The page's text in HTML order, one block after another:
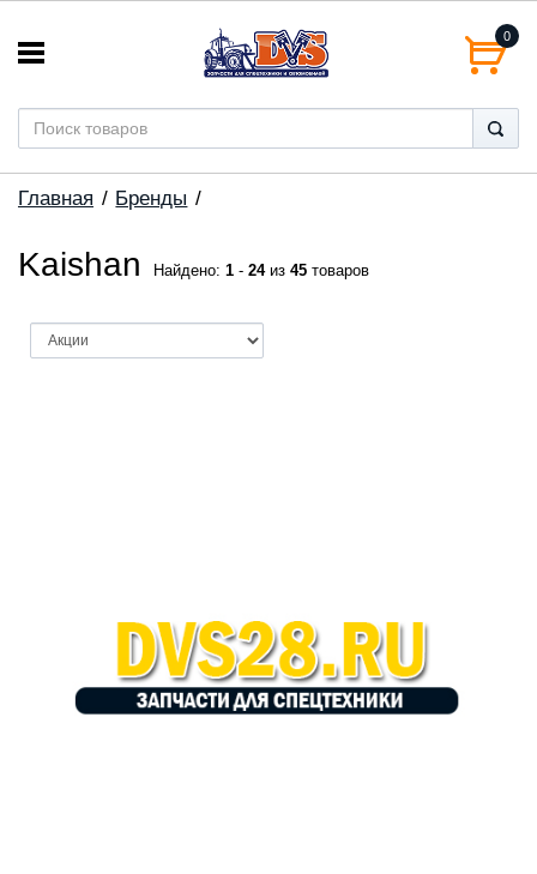
0
Главная Бренды
Kaishan Найдено: 1 - 24из 45 товаров